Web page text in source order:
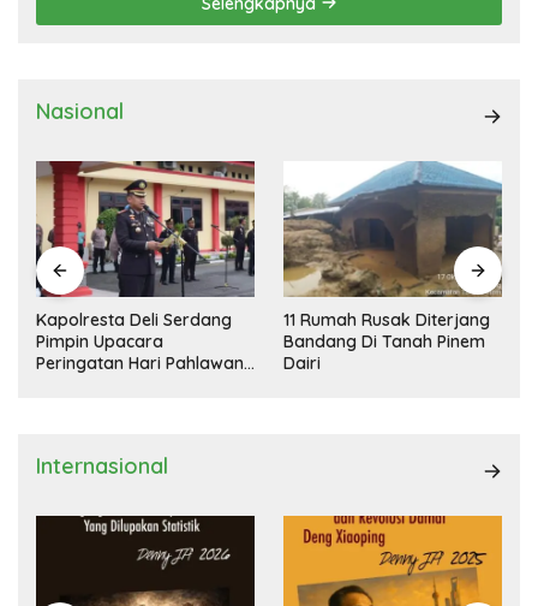
Nasional
Kapolresta Deli Serdang
Pimpin Upacara
Peringatan Hari Pahlawan
11 Rumah Rusak Diterjang
Bandang Di Tanah Pinem
Dairi
Internasional